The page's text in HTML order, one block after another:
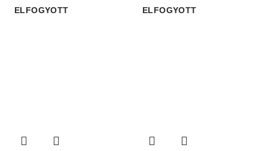
ELFOGYOTT ELFOGYOTT